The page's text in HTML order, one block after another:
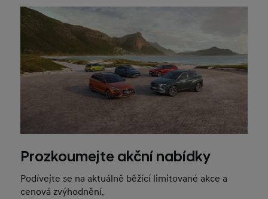
Prozkoumejte akční nabídky
Podívejte se na aktuálně běžící limitované akce a
cenová zvýhodnění.